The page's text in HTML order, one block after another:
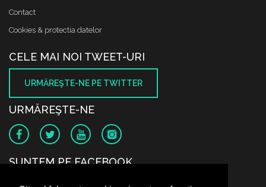
Contact
Cookies & protectia datelor
CELE MAI NOI TWEET-URI
URMĂREŞTE-NE PE TWITTER
URMĂREŞTE-NE
SUNTEM PE FACEBOOK